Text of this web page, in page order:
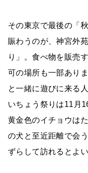
その東京で最後の「
賑わうのが、神宮外
り」。食べ物を販売
可の場所も一部あり
と一緒に遊びに来る
いちょう祭りは11月
黄金色のイチョウは
の犬と至近距離で会
ずらして訪れるとよ